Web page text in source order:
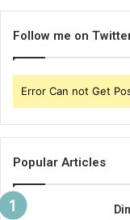
Follow me on
Error Can not Get
Popular Articles